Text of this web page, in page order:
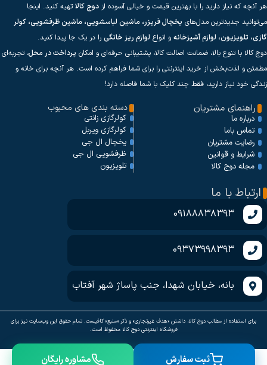
هر آنچه که نیاز دارید را با بهترین قیمت و خیالی آسوده از دوج کالاتهیه کنید. اینجا
می‌توانید جدیدترین مدل‌های یخچال فریزر، ماشین لباسشویی، ماشین ظرفشویی، کولر
گازی، تلویزیون، لوازم آشپزخانه و انواع لوازم ریز خانگی را در یک جا پیدا کنید.
دوج کالا با تنوع بالا، ضمانت اصالت کالا، پشتیبانی حرفه‌ای و امکان پرداخت در محل، تجربه‌ای
مطمئن و لذت‌بخش از خرید اینترنتی را برای شما فراهم کرده است. هر آنچه برای خانه و
زندگی خود نیاز دارید، فقط چند کلیک با شما فاصله دارد!
راهنمای مشتریان
درباره ما
تماس باما
رضایت مشتریان
شرایط و قوانین
مجله دوج کالا
دسته بندی های محبوب
کولرگازی زانتی
کولرگازی ویربل
یخچال ال جی
ظرفشویی ال جی
تلویزیون
ارتباط با ما
09188838393
09373998393
بانه، خیابان شهدا، جنب پاساژ شهر آفتاب
برای استفاده از مطالب دوج کالا، داشتن «هدف غیرتجاری» و ذکر «منبع» کافیست. تمام حقوق اين وب‌سايت نیز برای
فروشگاه اینترنتی دوج کالا محفوظ است.
ثبت سفارش مشاوره رایگان